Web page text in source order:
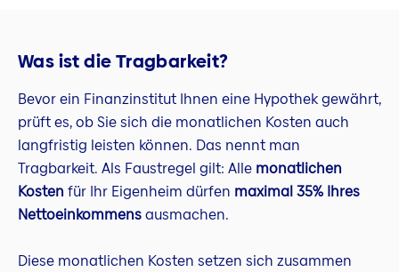
Was ist die Tragbarkeit?
Bevor ein Finanzinstitut Ihnen eine Hypothek gewährt,
prüft es, ob Sie sich die monatlichen Kosten auch
langfristig leisten können. Das nennt man
Tragbarkeit. Als Faustregel gilt: Alle monatlichen
Kosten für Ihr Eigenheim dürfen maximal 35% Ihres
Nettoeinkommensausmachen.
Diese monatlichen Kosten setzen sich zusammen